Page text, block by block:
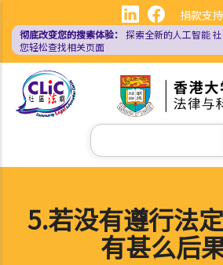
主
捐款支持
彻底改变您的搜索体验： 探索全新的人工智能
您轻松查找相关页面
搜
索
5.若没有遵行法
有甚么后